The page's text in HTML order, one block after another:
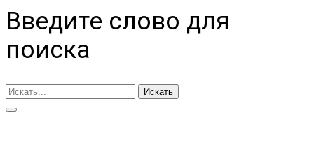
Введите слово для
поиска
Искать